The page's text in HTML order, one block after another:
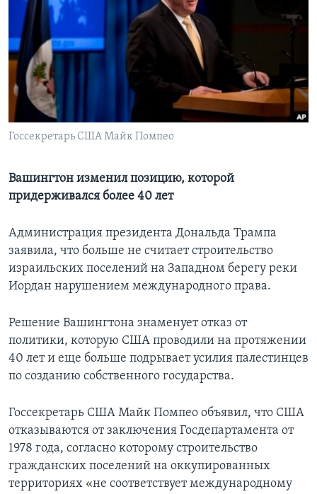
Learning English
СОЦИАЛЬНЫЕ СЕТИ
Госсекретарь США Майк Помпео
Вашингтон изменил позицию, которой
придерживался более 40 лет
Администрация президента Дональда Трампа
заявила, что больше не считает строительство
израильских поселений на Западном берегу реки
Иордан нарушением международного права.
Решение Вашингтона знаменует отказ от
политики, которую США проводили на протяжении
40 лет и еще больше подрывает усилия палестинцев
по созданию собственного государства.
Госсекретарь США Майк Помпео объявил, что США
отказываются от заключения Госдепартамента от
1978 года, согласно которому строительство
гражданских поселений на оккупированных
территориях «не соответствует международному